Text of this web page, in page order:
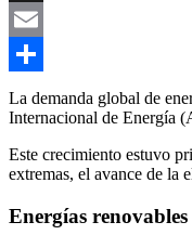
Link
X
Email
Compartir
La demanda global de
Internacional de Energía
Este crecimiento estuvo
extremas, el avance de la
Energías renovables